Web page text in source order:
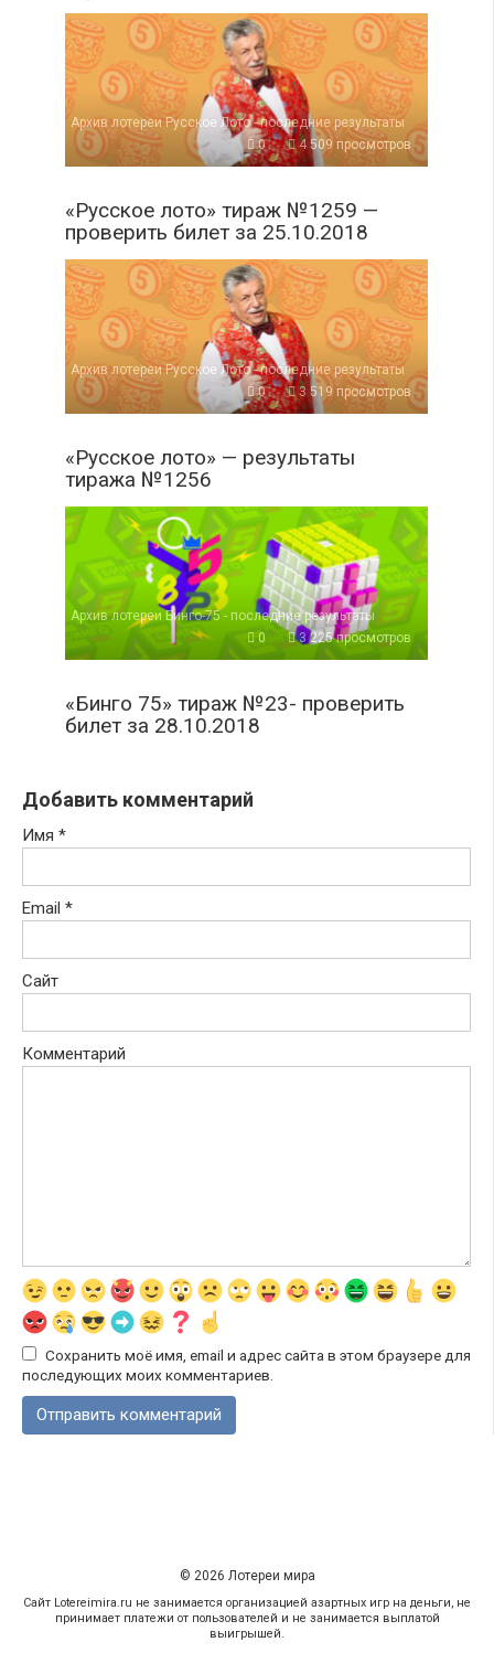
Архив лотереи Русское Лото - последние результаты
0
4 509 просмотров
«Русское лото» тираж №1259 —
проверить билет за 25.10.2018
Архив лотереи Русское Лото - последние результаты
0
3 519 просмотров
«Русское лото» — результаты
тиража №1256
Архив лотереи Бинго-75 - последние результаты
0
3 225 просмотров
«Бинго 75» тираж №23- проверить
билет за 28.10.2018
Добавить комментарий
Имя *
Email *
Сайт
Комментарий
Сохранить моё имя, email и адрес сайта в этом браузере для
последующих моих комментариев.
© 2026 Лотереи мира
Сайт Lotereimira.ru не занимается организацией азартных игр на деньги, не
принимает платежи от пользователей и не занимается выплатой
выигрышей.